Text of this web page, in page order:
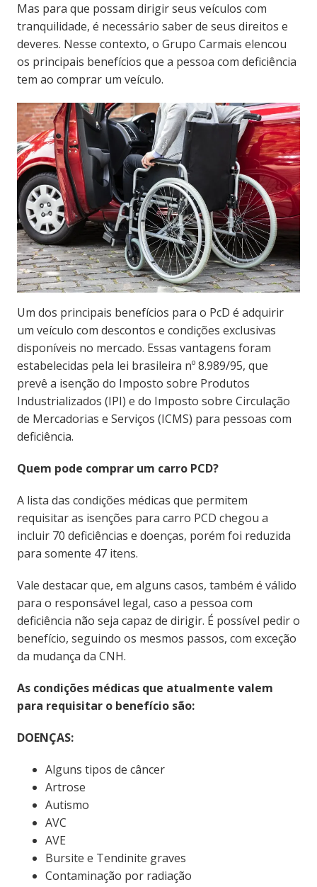
Mas para que possam dirigir seus veículos com
tranquilidade, é necessário saber de seus direitos e
deveres. Nesse contexto, o Grupo Carmais elencou
os principais benefícios que a pessoa com deficiência
tem ao comprar um veículo.
Um dos principais benefícios para o PcD é adquirir
um veículo com descontos e condições exclusivas
disponíveis no mercado. Essas vantagens foram
estabelecidas pela lei brasileira nº 8.989/95, que
prevê a isenção do Imposto sobre Produtos
Industrializados (IPI) e do Imposto sobre Circulação
de Mercadorias e Serviços (ICMS) para pessoas com
deficiência.
Quem pode comprar um carro PCD?
A lista das condições médicas que permitem
requisitar as isenções para carro PCD chegou a
incluir 70 deficiências e doenças, porém foi reduzida
para somente 47 itens.
Vale destacar que, em alguns casos, também é válido
para o responsável legal, caso a pessoa com
deficiência não seja capaz de dirigir. É possível pedir o
benefício, seguindo os mesmos passos, com exceção
da mudança da CNH.
As condições médicas que atualmente valem
para requisitar o benefício são:
DOENÇAS:
Alguns tipos de câncer
Artrose
Autismo
AVC
AVE
Bursite e Tendinite graves
Contaminação por radiação